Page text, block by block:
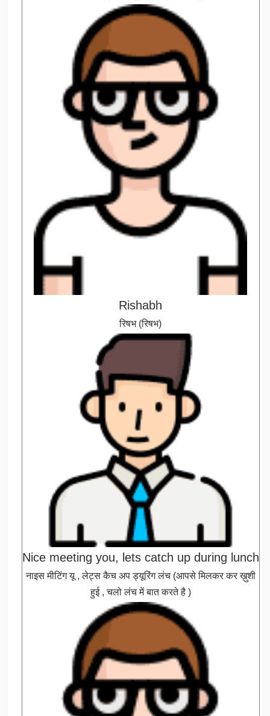
Rishabh
रिषभ (रिषभ)
Nice meeting you, lets catch up during lunch
नाइस मीटिंग यू , लेट्स कैच अप ड्यूरिंग लंच (आपसे मिलकर कर ख़ुशी
हुई , चलो लंच में बात करते है )